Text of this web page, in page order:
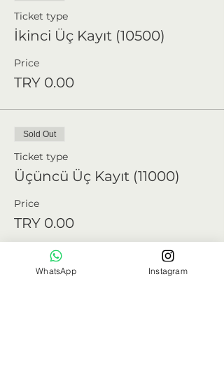
Ticket type
İkinci Üç Kayıt (10500)
Price
TRY 0.00
Sold Out
Ticket type
Üçüncü Üç Kayıt (11000)
Price
TRY 0.00
Sale ended
WhatsApp Instagram